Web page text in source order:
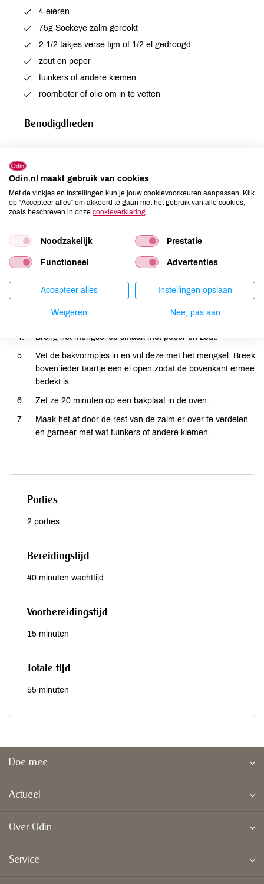
4 eieren
75g Sockeye zalm gerookt
2 1/2 takjes verse tijm of 1/2 el gedroogd
zout en peper
tuinkers of andere kiemen
roomboter of olie om in te vetten
Benodigdheden
Laat ze 20 minuten in een vergiet uitlekken.
kaas, 2 eieren, 50 g sockeye zalm en de tijm.
Breng het mengsel op smaak met peper en zout.
Vet de bakvormpjes in en vul deze met het mengsel. Breek
boven ieder taartje een ei open zodat de bovenkant ermee
bedekt is.
Zet ze 20 minuten op een bakplaat in de oven.
Maak het af door de rest van de zalm er over te verdelen
en garneer met wat tuinkers of andere kiemen.
Porties
2 porties
Bereidingstijd
40 minuten wachttijd
Voorbereidingstijd
15 minuten
Totale tijd
55 minuten
Doe mee
Actueel
Over Odin
Service
Odin.nl maakt gebruik van cookies
Met de vinkjes en instellingen kun je jouw cookievoorkeuren aanpassen. Klik
op “Accepteer alles” om akkoord te gaan met het gebruik van alle cookies,
zoals beschreven in onze cookieverklaring.
Noodzakelijk Prestatie
Functioneel Advertenties
Accepteer alles Instellingen opslaan
Weigeren Nee, pas aan